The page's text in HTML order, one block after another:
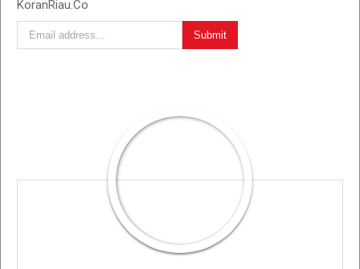
KoranRiau.Co